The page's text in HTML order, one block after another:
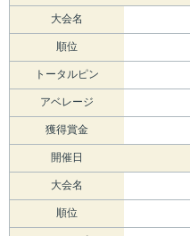
大会名
順位
トータルピン
アベレージ
獲得賞金
開催日
大会名
順位